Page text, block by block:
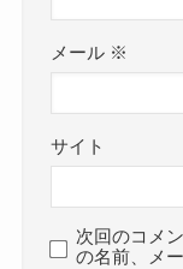
メール ※
サイト
次回のコメ
の名前、メ